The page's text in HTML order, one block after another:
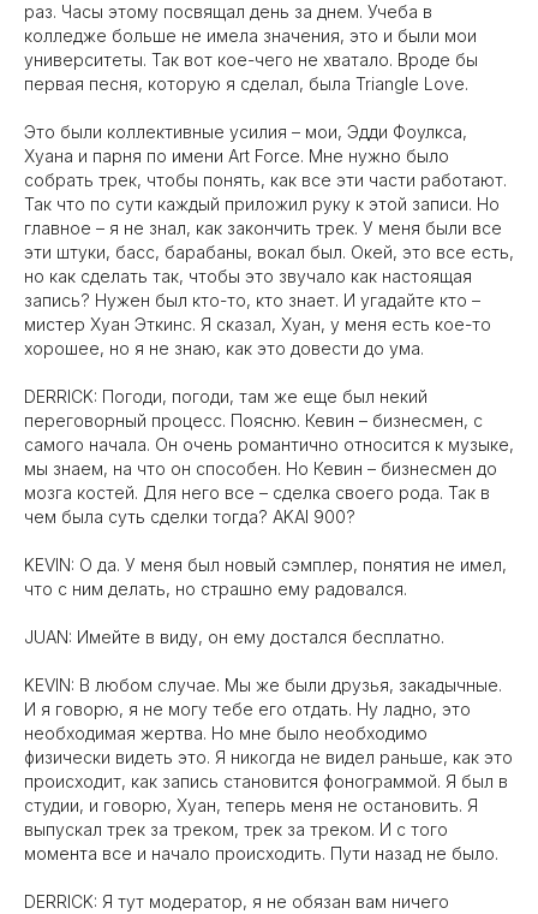
раз. Часы этому посвящал день за днем. Учеба в
колледже больше не имела значения, это и были мои
университеты. Так вот кое-чего не хватало. Вроде бы
первая песня, которую я сделал, была Triangle Love.
Это были коллективные усилия – мои, Эдди Фоулкса,
Хуана и парня по имени Art Force. Мне нужно было
собрать трек, чтобы понять, как все эти части работают.
Так что по сути каждый приложил руку к этой записи. Но
главное – я не знал, как закончить трек. У меня были все
эти штуки, басс, барабаны, вокал был. Окей, это все есть,
но как сделать так, чтобы это звучало как настоящая
запись? Нужен был кто-то, кто знает. И угадайте кто –
мистер Хуан Эткинс. Я сказал, Хуан, у меня есть кое-то
хорошее, но я не знаю, как это довести до ума.
DERRICK: Погоди, погоди, там же еще был некий
переговорный процесс. Поясню. Кевин – бизнесмен, с
самого начала. Он очень романтично относится к музыке,
мы знаем, на что он способен. Но Кевин – бизнесмен до
мозга костей. Для него все – сделка своего рода. Так в
чем была суть сделки тогда? AKAI 900?
KEVIN: О да. У меня был новый сэмплер, понятия не имел,
что с ним делать, но страшно ему радовался.
JUAN: Имейте в виду, он ему достался бесплатно.
KEVIN: В любом случае. Мы же были друзья, закадычные.
И я говорю, я не могу тебе его отдать. Ну ладно, это
необходимая жертва. Но мне было необходимо
физически видеть это. Я никогда не видел раньше, как это
происходит, как запись становится фонограммой. Я был в
студии, и говорю, Хуан, теперь меня не остановить. Я
выпускал трек за треком, трек за треком. И с того
момента все и начало происходить. Пути назад не было.
DERRICK: Я тут модератор, я не обязан вам ничего